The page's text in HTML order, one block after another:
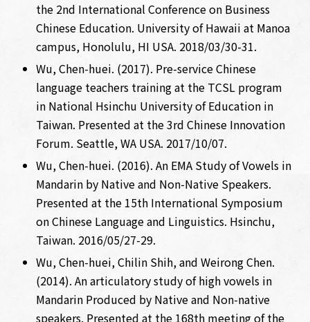
the 2nd International Conference on Business
Chinese Education. University of Hawaii at Manoa
campus, Honolulu, HI USA. 2018/03/30-31.
Wu, Chen-huei. (2017). Pre-service Chinese
language teachers training at the TCSL program
in National Hsinchu University of Education in
Taiwan. Presented at the 3rd Chinese Innovation
Forum. Seattle, WA USA. 2017/10/07.
Wu, Chen-huei. (2016). An EMA Study of Vowels in
Mandarin by Native and Non-Native Speakers.
Presented at the 15th International Symposium
on Chinese Language and Linguistics. Hsinchu,
Taiwan. 2016/05/27-29.
Wu, Chen-huei, Chilin Shih, and Weirong Chen.
(2014). An articulatory study of high vowels in
Mandarin Produced by Native and Non-native
speakers. Presented at the 168th meeting of the